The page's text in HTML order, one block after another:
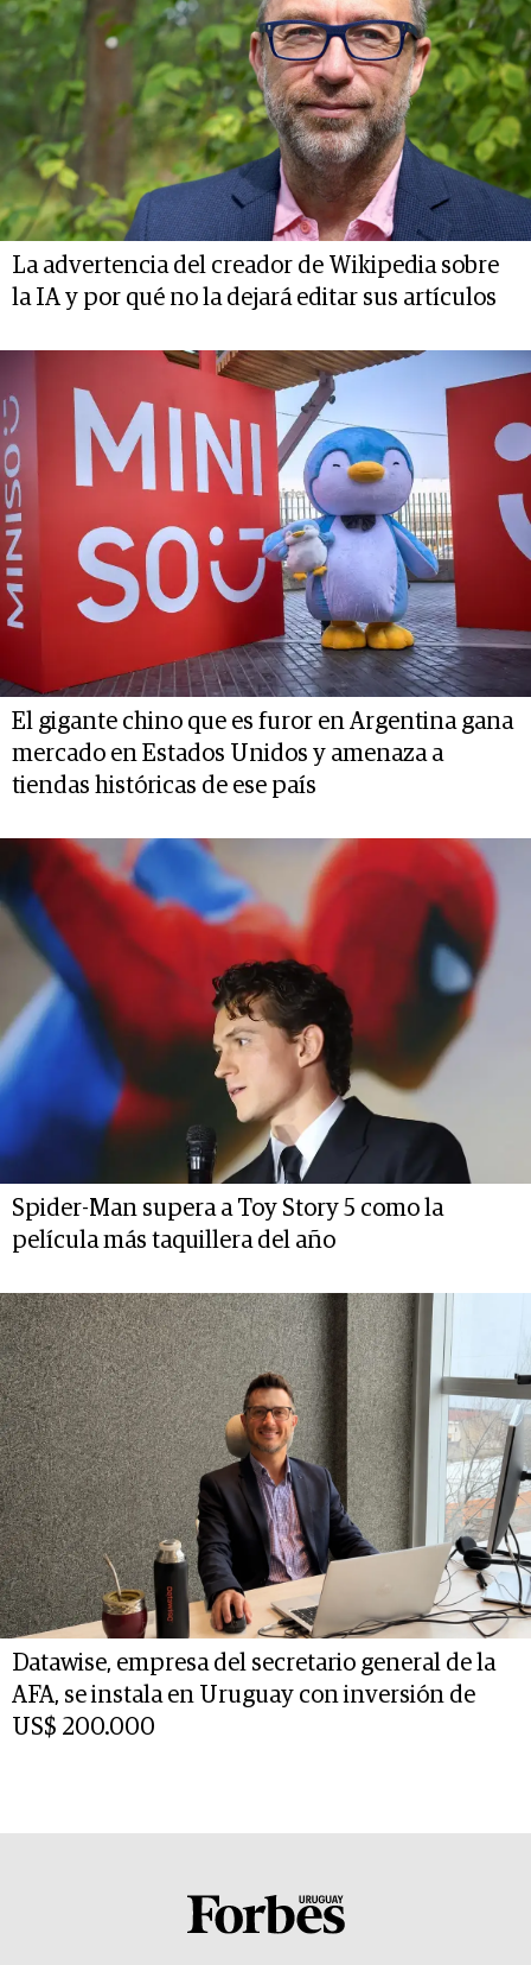
La advertencia del creador de Wikipedia sobre
la IA y por qué no la dejará editar sus artículos
El gigante chino que es furor en Argentina gana
mercado en Estados Unidos y amenaza a
tiendas históricas de ese país
Spider-Man supera a Toy Story 5 como la
película más taquillera del año
Datawise, empresa del secretario general de la
AFA, se instala en Uruguay con inversión de
US$ 200.000